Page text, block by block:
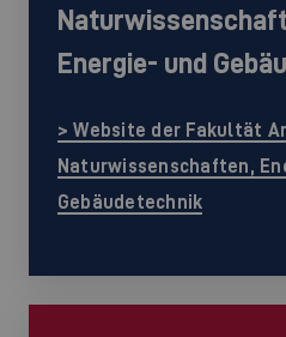
Energie- und
> Website der Fakultät
Naturwissenschaften,
Gebäudetechnik